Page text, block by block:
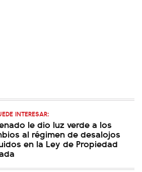
INTERESAR:
le dio luz verde a los
al régimen de desalojos
en la Ley de Propiedad